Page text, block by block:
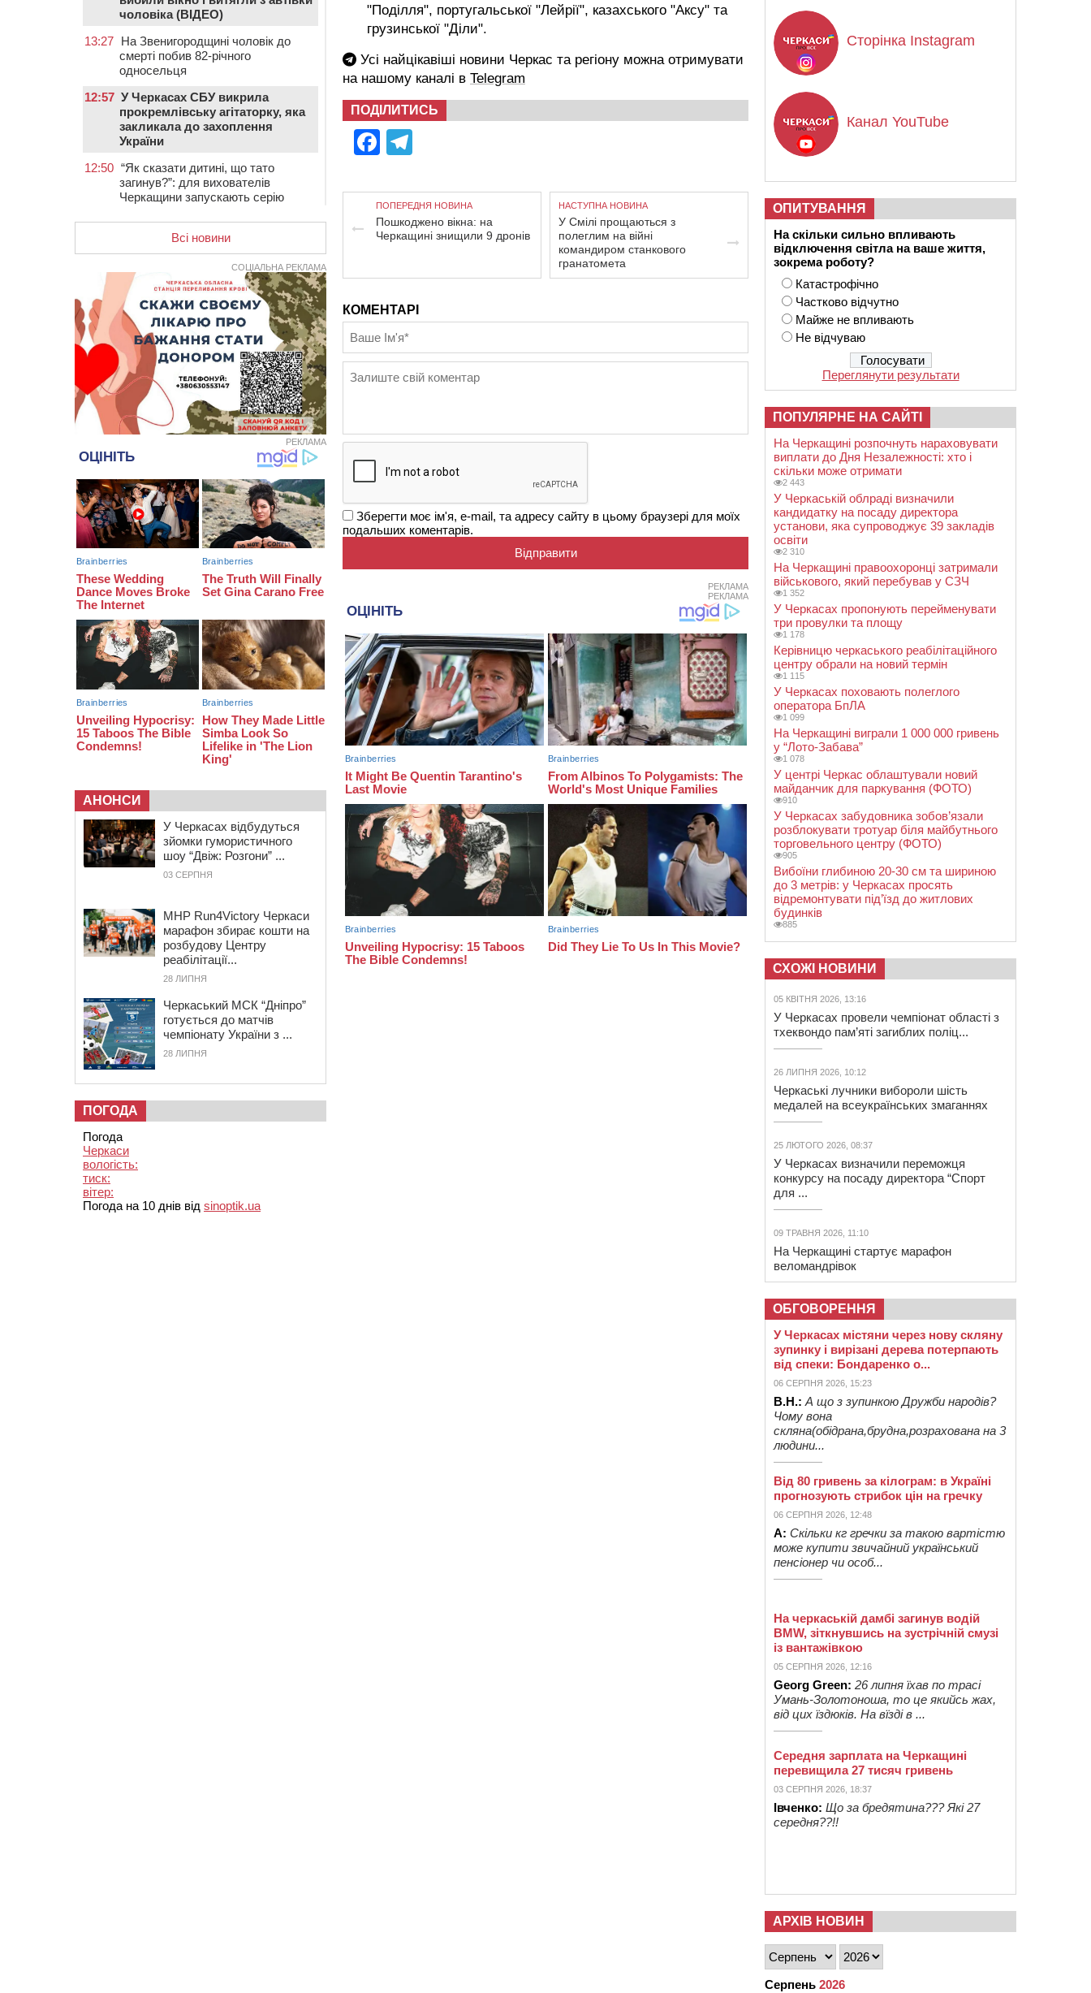
"Поділля", португальської "Лейрії", казахського "Аксу" та
грузинської "Діли".
Усі найцікавіші новини Черкас та регіону можна отримувати
на нашому каналі в Telegram
ПОДІЛИТИСЬ
Facebook
ПОПЕРЕДНЯ НОВИНА
Пошкоджено вікна: на
Черкащині знищили 9 дронів
НАСТУПНА НОВИНА
У Смілі прощаються з
полеглим на війні
командиром станкового
гранатомета
КОМЕНТАРІ
Зберегти моє ім'я, e-mail, та адресу сайту в цьому браузері для моїх
подальших коментарів.
РЕКЛАМА
РЕКЛАМА
чоловіка (ВІДЕО)
13:27 На Звенигородщині чоловік до
смерті побив 82-річного
односельця
12:57 У Черкасах СБУ викрила
прокремлівську агітаторку, яка
закликала до захоплення
України
12:50 “Як сказати дитині, що тато
загинув?”: для вихователів
Черкащини запускають серію
На Золотоніщині вже десяту
добу гасять пожежу торфу
11:35
Від 80 гривень за кілограм: в
Україні прогнозують стрибок цін на
гречку
10:56
Захисника зі Звенигородщини,
який обороняв Авдіївку,
нагородили “Комбатантським
хрестом”
10:10
На Черкащині п’яний мотоцикліст
зіткнувся з мопедом: двоє людей у
лікарні
09:42 Ветерани МСК “Дніпро” вибороли
бронзу чемпіонату України
08:57 На Уманщині підрядника
зобов’язали сплатити понад 670
тис грн штрафу за незаконні зміни
до договору
директора Мокрокалигірського
психоневрологічного інтернату
07:23 Уманські міграційники видворили з
країни грузина, який відсидів
термін у колонії
Всі новини
СОЦІАЛЬНА РЕКЛАМА
РЕКЛАМА
АНОНСИ
У Черкасах відбудуться
зйомки гумористичного
шоу “Двіж: Розгони” ...
03 СЕРПНЯ
MHP Run4Victory Черкаси
марафон збирає кошти на
розбудову Центру
реабілітації...
28 ЛИПНЯ
Черкаський МСК “Дніпро”
готується до матчів
чемпіонату України з ...
28 ЛИПНЯ
ПОГОДА
Погода
Черкаси
вологість:
тиск:
вітер:
Погода на 10 днів від sinoptik.ua
Сторінка Instagram
Канал YouTube
ОПИТУВАННЯ
На скільки сильно впливають
відключення світла на ваше життя,
зокрема роботу?
Катастрофічно
Частково відчутно
Майже не впливають
Не відчуваю
Переглянути результати
ПОПУЛЯРНЕ НА САЙТІ
На Черкащині розпочнуть нараховувати
виплати до Дня Незалежності: хто і
скільки може отримати
2 443
У Черкаській облраді визначили
кандидатку на посаду директора
установи, яка супроводжує 39 закладів
освіти
2 310
На Черкащині правоохоронці затримали
військового, який перебував у СЗЧ
1 352
У Черкасах пропонують перейменувати
три провулки та площу
1 178
Керівницю черкаського реабілітаційного
центру обрали на новий термін
1 115
У Черкасах поховають полеглого
оператора БпЛА
1 099
На Черкащині виграли 1 000 000 гривень
у “Лото-Забава”
1 078
У центрі Черкас облаштували новий
майданчик для паркування (ФОТО)
910
У Черкасах забудовника зобов’язали
розблокувати тротуар біля майбутнього
торговельного центру (ФОТО)
905
Вибоїни глибиною 20-30 см та шириною
до 3 метрів: у Черкасах просять
відремонтувати під’їзд до житлових
будинків
885
СХОЖІ НОВИНИ
05 КВІТНЯ 2026, 13:16
У Черкасах провели чемпіонат області з
тхеквондо пам’яті загиблих поліц...
26 ЛИПНЯ 2026, 10:12
Черкаські лучники вибороли шість
медалей на всеукраїнських змаганнях
25 ЛЮТОГО 2026, 08:37
У Черкасах визначили переможця
конкурсу на посаду директора “Спорт
для ...
09 ТРАВНЯ 2026, 11:10
На Черкащині стартує марафон
веломандрівок
ОБГОВОРЕННЯ
У Черкасах містяни через нову скляну
зупинку і вирізані дерева потерпають
від спеки: Бондаренко о...
06 СЕРПНЯ 2026, 15:23
В.Н.: А що з зупинкою Дружби народів?
Чому вона
скляна(обідрана,брудна,розрахована на 3
людини...
Від 80 гривень за кілограм: в Україні
прогнозують стрибок цін на гречку
06 СЕРПНЯ 2026, 12:48
А: Скільки кг гречки за такою вартістю
може купити звичайний український
пенсіонер чи особ...
На черкаській дамбі загинув водій
BMW, зіткнувшись на зустрічній смузі
із вантажівкою
05 СЕРПНЯ 2026, 12:16
Georg Green: 26 липня їхав по трасі
Умань-Золотоноша, то це якийсь жах,
від цих їздюків. На вїзді в ...
Середня зарплата на Черкащині
перевищила 27 тисяч гривень
03 СЕРПНЯ 2026, 18:37
Івченко: Що за бредятина??? Які 27
середня??!!
АРХІВ НОВИН
Серпень 2026